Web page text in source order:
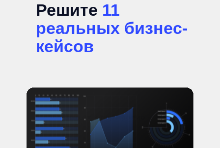
и добавите их в портфолио
Решите 11
реальных бизнес-
кейсов